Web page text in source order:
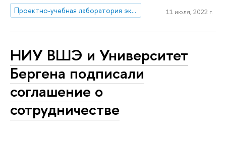
Проектно-учебная лаборатория экономической журналистики
11 июля, 2022 г.
НИУ ВШЭ и Университет
Бергена подписали
соглашение о
сотрудничестве